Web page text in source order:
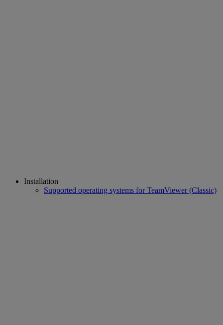
Installation
Supported operating systems for TeamViewer (Classic)